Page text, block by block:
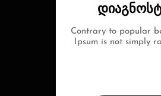
Contrary to popular
Ipsum is not simply